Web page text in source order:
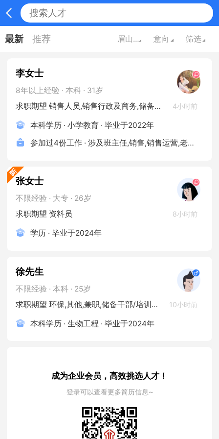
最新 推荐 眉山四川 意向 筛选
李女士
8年以上经验 · 本科 · 31岁
求职期望 销售人员,销售行政及商务,储备干部/培训生/实习生,金融/证券/期货/投资,保险
4小时前
本科学历 · 小学教育 · 毕业于2022年
参加过4份工作 · 涉及班主任,销售,销售运营,老板等岗位
张女士
不限经验 · 大专 · 26岁
求职期望 资料员
8小时前
学历 · 毕业于2024年
徐先生
不限经验 · 本科 · 25岁
求职期望 环保,其他,兼职,储备干部/培训生/实习生,在校学生
10小时前
本科学历 · 生物工程 · 毕业于2024年
成为企业会员，高效挑选人才！
登录可以查看更多简历信息~